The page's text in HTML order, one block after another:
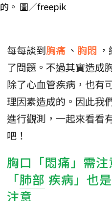
的。 圖／freepik
每每談到胸痛 、 胸悶
了問題。不過其實造成
除了心血管疾病，也有
理因素造成的。因此我
進行觀測，一起來看看
吧！
胸口「悶痛」需
「肺部 疾病」也
注意